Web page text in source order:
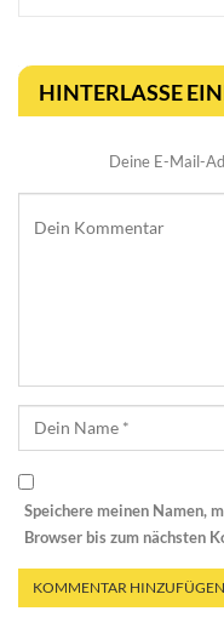
HINTERLASSE
Deine E-Mail-
Speichere meinen Namen,
Browser bis zum nächsten